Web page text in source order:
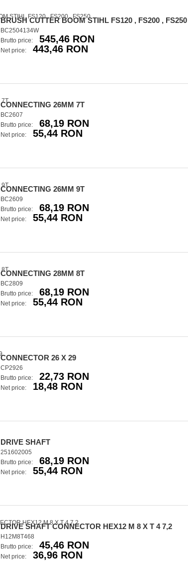
BRUSH CUTTER BOOM STIHL FS120 , FS200 , FS250
BC2504134W
Brutto price:
545,46 RON
Net price: 443,46 RON
CONNECTING 26MM 7T
BC2607
Brutto price:
68,19 RON
Net price: 55,44 RON
CONNECTING 26MM 9T
BC2609
Brutto price:
68,19 RON
Net price: 55,44 RON
CONNECTING 28MM 8T
BC2809
Brutto price:
68,19 RON
Net price: 55,44 RON
CONNECTOR 26 X 29
CP2926
Brutto price:
22,73 RON
Net price: 18,48 RON
DRIVE SHAFT
251602005
Brutto price:
68,19 RON
Net price: 55,44 RON
DRIVE SHAFT CONNECTOR HEX12 M 8 X T 4 7,2
H12M8T468
Brutto price:
45,46 RON
Net price: 36,96 RON